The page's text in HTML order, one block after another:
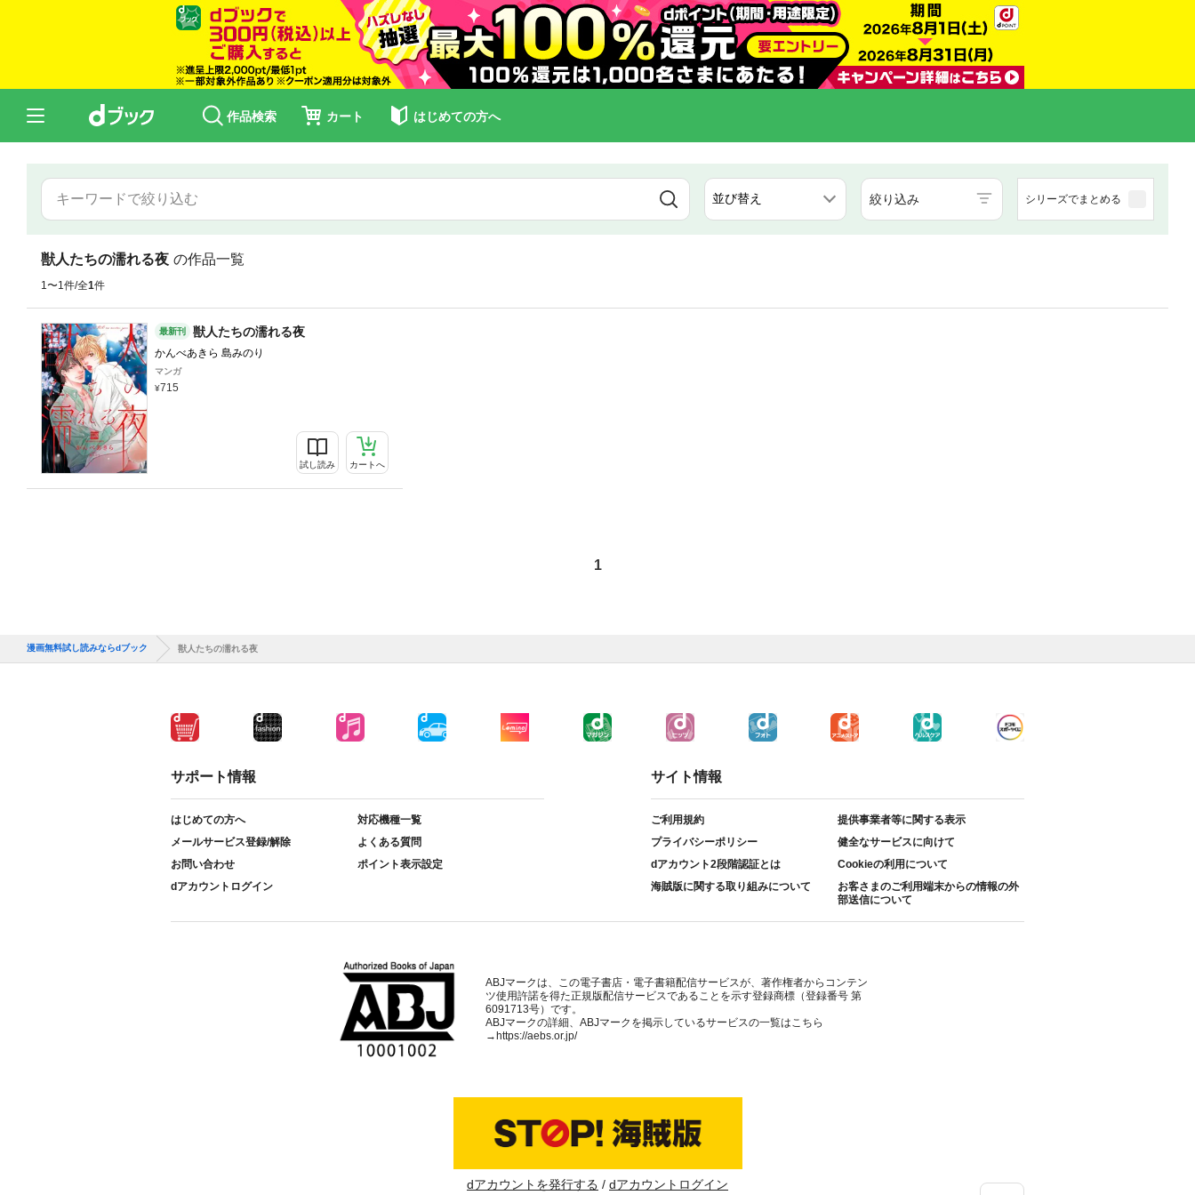
作品検索 カート はじめての方へ
絞り込み シリーズでまとめる
獣人たちの濡れる夜 の作品一覧
1〜1件/全1件
最新刊 獣人たちの濡れる夜
かんべあきら 島みのり
マンガ
715
試し読み カートへ
1
漫画無料試し読みならdブック 獣人たちの濡れる夜
サポート情報
はじめての方へ
対応機種一覧
メールサービス登録/解除
よくある質問
お問い合わせ
ポイント表示設定
dアカウントログイン
サイト情報
ご利用規約
提供事業者等に関する表示
プライバシーポリシー
健全なサービスに向けて
dアカウント2段階認証とは
Cookieの利用について
海賊版に関する取り組みについて
お客さまのご利用端末からの情報の外
部送信について
ABJマークは、この電子書店・電子書籍配信サービスが、著作権者からコンテン
ツ使用許諾を得た正規版配信サービスであることを示す登録商標（登録番号 第
6091713号）です。
ABJマークの詳細、ABJマークを掲示しているサービスの一覧はこちら
→https://aebs.or.jp/
dアカウントを発行する dアカウントログイン